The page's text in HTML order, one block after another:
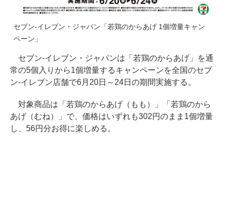
セブン-イレブン・ジャパン「若鶏のからあげ 1個増量キャン
ペーン」
セブン-イレブン・ジャパンは「若鶏のからあげ」を通
常の5個入りから1個増量するキャンペーンを全国のセブ
ン-イレブン店舗で6月20日～24日の期間実施する。
対象商品は「若鶏のからあげ（もも）」「若鶏のから
あげ（むね）」で、価格はいずれも302円のまま1個増量
し、56円分お得に楽しめる。